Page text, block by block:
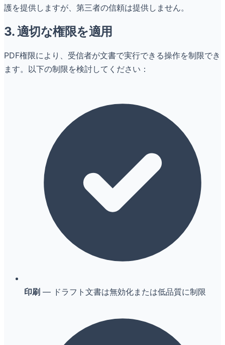
護を提供しますが、第三者の信頼は提供しません。
3. 適切な権限を適用
PDF権限により、受信者が文書で実行できる操作を制限でき
ます。以下の制限を検討してください：
印刷 — ドラフト文書は無効化または低品質に制限